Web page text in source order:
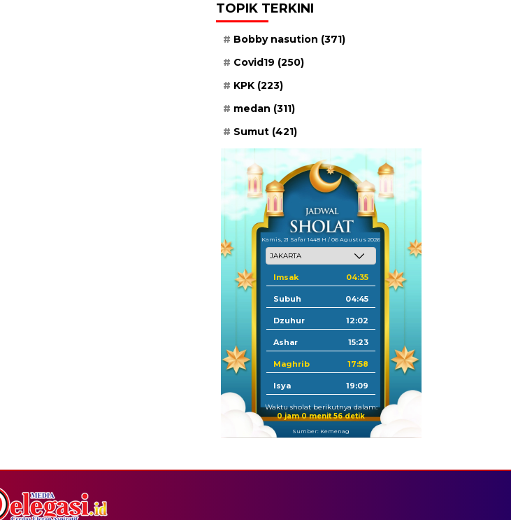
TOPIK TERKINI
Bobby nasution (371)
Covid19 (250)
KPK (223)
medan (311)
Sumut (421)
Kamis, 21 Safar 1448 H / 06 Agustus 2026
Imsak 04:35
Subuh 04:45
Dzuhur 12:02
Ashar 15:23
Maghrib 17:58
Isya 19:09
Waktu sholat berikutnya dalam:
0 jam 0 menit 55 detik
Sumber: Kemenag